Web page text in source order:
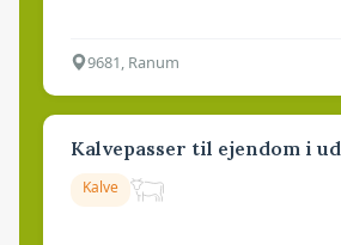
9681, Ranum
Kalvepasser til ejendom i
Kalve